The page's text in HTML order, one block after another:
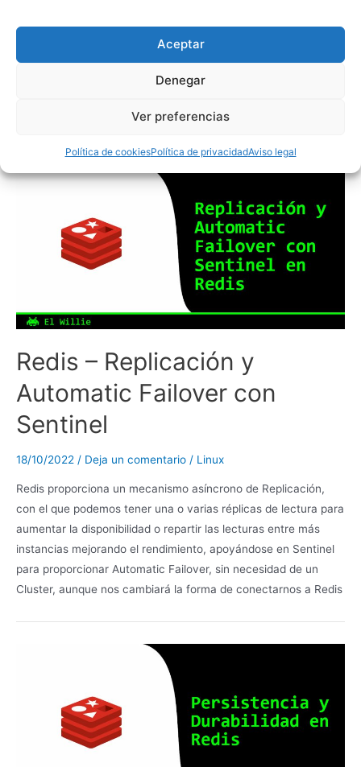
Aceptar
Denegar
Ver preferencias
Política de cookiesPolítica de privacidadAviso legal
vertical) y alta disponibilidad, pero… sólo podremos utilizar db0,
cambiará la forma de conectar, aumentará el coste de
asumiremos algunas limitaciones relacionadas con comandos
que actúan sobre varios slots
Redis – Replicación y
Automatic Failover con
Sentinel
18/10/2022 / Deja un comentario / Linux
Redis proporciona un mecanismo asíncrono de Replicación,
con el que podemos tener una o varias réplicas de lectura para
aumentar la disponibilidad o repartir las lecturas entre más
instancias mejorando el rendimiento, apoyándose en Sentinel
para proporcionar Automatic Failover, sin necesidad de un
Cluster, aunque nos cambiará la forma de conectarnos a Redis